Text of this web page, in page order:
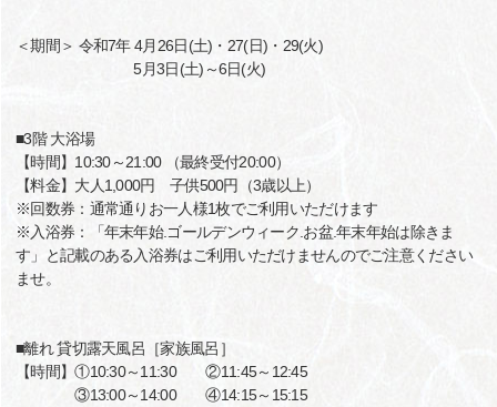
＜期間＞ 令和7年 4月26日(土)・27(日)・29(火)
5月3日(土)～6日(火)
■3階 大浴場
【時間】10:30～21:00 （最終受付20:00）
【料金】大人1,000円 子供500円（3歳以上）
※回数券：通常通りお一人様1枚でご利用いただけます
※入浴券：「年末年始.ゴールデンウィーク.お盆.年末年始は除きま
す」と記載のある入浴券はご利用いただけませんのでご注意ください
ませ。
■離れ 貸切露天風呂［家族風呂］
【時間】①10:30～11:30 ②11:45～12:45
③13:00～14:00 ④14:15～15:15